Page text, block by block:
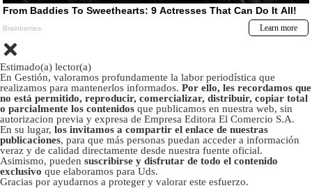
Estimado(a) lector(a)
En Gestión, valoramos profundamente la labor periodística que
realizamos para mantenerlos informados. Por ello, les recordamos que
no está permitido, reproducir, comercializar, distribuir, copiar total
o parcialmente los contenidos que publicamos en nuestra web, sin
autorizacion previa y expresa de Empresa Editora El Comercio S.A.
En su lugar, los invitamos a compartir el enlace de nuestras
publicaciones, para que más personas puedan acceder a información
veraz y de calidad directamente desde nuestra fuente oficial.
Asimismo, pueden suscribirse y disfrutar de todo el contenido
exclusivo que elaboramos para Uds.
Gracias por ayudarnos a proteger y valorar este esfuerzo.